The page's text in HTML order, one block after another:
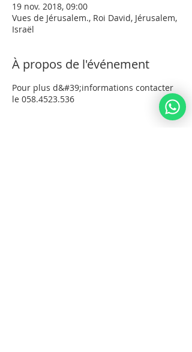
19 nov. 2018, 09:00
Vues de Jérusalem., Roi David, Jérusalem,
Israël
À propos de l'événement
Pour plus d&#39;informations contacter
le 058.4523.536